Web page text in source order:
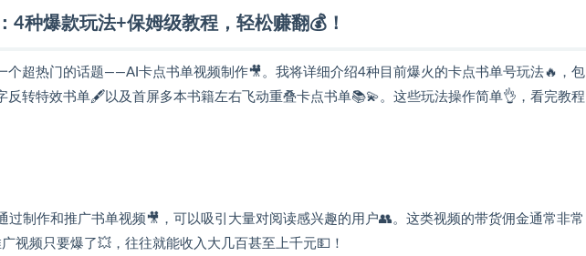
4种爆款玩法+保姆级教程，轻松赚翻💰！
个超热门的话题——AI卡点书单视频制作🎥。我将详细介绍4种目前爆火的卡点书单号玩法🔥，包
反转特效书单🖋️以及首屏多本书籍左右飞动重叠卡点书单📚💫。这些玩法操作简单👌，看完教程
过制作和推广书单视频🎥，可以吸引大量对阅读感兴趣的用户👥。这类视频的带货佣金通常非常
视频只要爆了💥，往往就能收入大几百甚至上千元💵！